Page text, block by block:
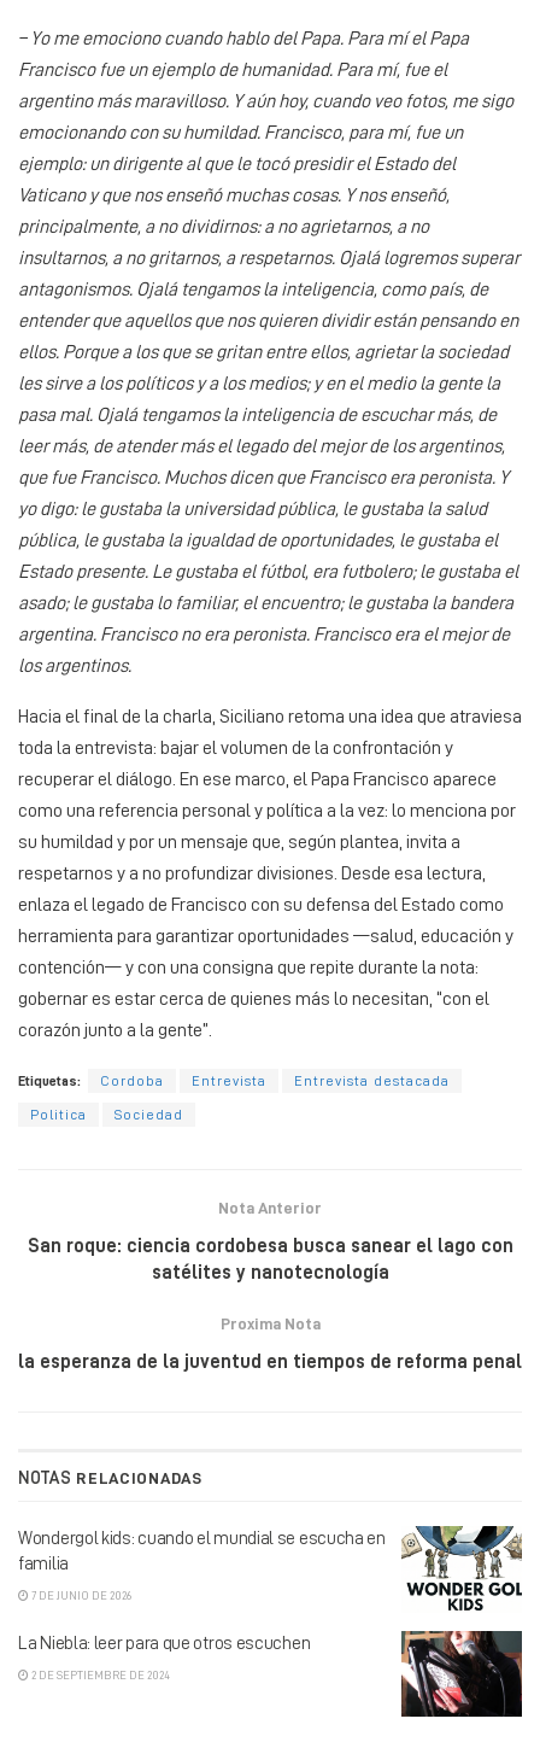
– Yo me emociono cuando hablo del Papa. Para mí el Papa
Francisco fue un ejemplo de humanidad. Para mí, fue el
argentino más maravilloso. Y aún hoy, cuando veo fotos, me sigo
emocionando con su humildad. Francisco, para mí, fue un
ejemplo: un dirigente al que le tocó presidir el Estado del
Vaticano y que nos enseñó muchas cosas. Y nos enseñó,
principalmente, a no dividirnos: a no agrietarnos, a no
insultarnos, a no gritarnos, a respetarnos. Ojalá logremos superar
antagonismos. Ojalá tengamos la inteligencia, como país, de
entender que aquellos que nos quieren dividir están pensando en
ellos. Porque a los que se gritan entre ellos, agrietar la sociedad
les sirve a los políticos y a los medios; y en el medio la gente la
pasa mal. Ojalá tengamos la inteligencia de escuchar más, de
leer más, de atender más el legado del mejor de los argentinos,
que fue Francisco. Muchos dicen que Francisco era peronista. Y
yo digo: le gustaba la universidad pública, le gustaba la salud
pública, le gustaba la igualdad de oportunidades, le gustaba el
Estado presente. Le gustaba el fútbol, era futbolero; le gustaba el
asado; le gustaba lo familiar, el encuentro; le gustaba la bandera
argentina. Francisco no era peronista. Francisco era el mejor de
los argentinos.
Hacia el final de la charla, Siciliano retoma una idea que atraviesa
toda la entrevista: bajar el volumen de la confrontación y
recuperar el diálogo. En ese marco, el Papa Francisco aparece
como una referencia personal y política a la vez: lo menciona por
su humildad y por un mensaje que, según plantea, invita a
respetarnos y a no profundizar divisiones. Desde esa lectura,
enlaza el legado de Francisco con su defensa del Estado como
herramienta para garantizar oportunidades —salud, educación y
contención— y con una consigna que repite durante la nota:
gobernar es estar cerca de quienes más lo necesitan, “con el
corazón junto a la gente”.
Etiquetas: Cordoba Entrevista Entrevista destacada
Politica Sociedad
Nota Anterior
San roque: ciencia cordobesa busca sanear el lago con
satélites y nanotecnología
Proxima Nota
la esperanza de la juventud en tiempos de reforma penal
NOTAS RELACIONADAS
Wondergol kids: cuando el mundial se escucha en
familia
7 DE JUNIO DE 2026
La Niebla: leer para que otros escuchen
2 DE SEPTIEMBRE DE 2024